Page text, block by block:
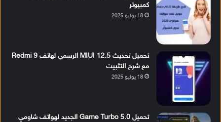
كمبيوتر
18 يوليو 2025
تحميل تحديث MIUI 12.5 الرسمي لهاتف Redmi 9
مع شرح التثبيت
18 يوليو 2025
تحميل Game Turbo 5.0 الجديد لهواتف شاومي